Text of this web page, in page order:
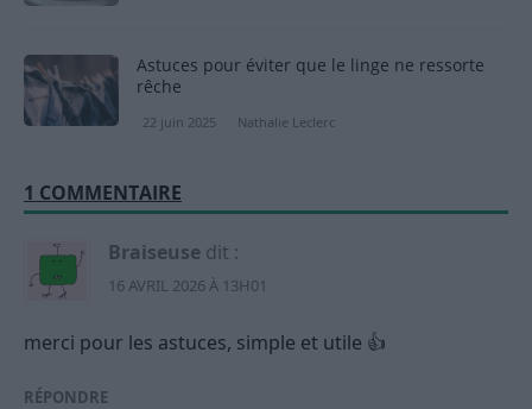
Astuces pour éviter que le linge ne ressorte
rêche
22 juin 2025 Nathalie Leclerc
1 COMMENTAIRE
Braiseuse dit :
16 AVRIL 2026 À 13H01
merci pour les astuces, simple et utile 👍
RÉPONDRE